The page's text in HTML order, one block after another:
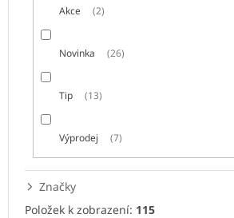
Akce 2
Novinka 26
Tip 13
Výprodej 7
Značky
Položek k zobrazení: 115